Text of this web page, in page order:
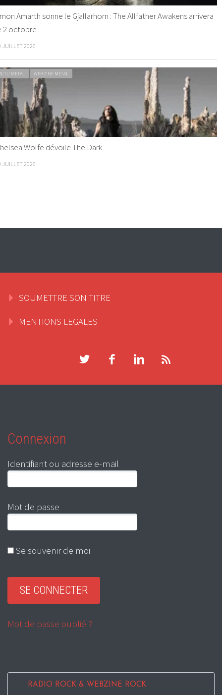
Amarth sonne le Gjallarhorn : The Allfather Awakens arrivera
2 octobre
JUILLET 2026
METAL WEBZINE METAL
Wolfe dévoile The Dark
JUILLET 2026
SOUMETTRE SON TITRE
MENTIONS LEGALES
Connexion
Identifiant ou adresse e-mail
Mot de passe
Se souvenir de moi
Mot de passe oublié ?
RADIO ROCK & WEBZINE ROCK